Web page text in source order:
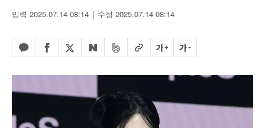
입력 2025.07.14 08:14 수정 2025.07.14 08:14
카카오톡 공유하기
페이스북 공유하기
엑스 공유하기
네이버 공유하기
밴드 공유하기
URL복사글자 크게글자 작게